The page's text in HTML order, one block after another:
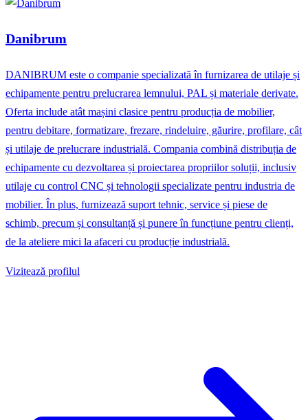
Danibrum
DANIBRUM este o companie specializată în furnizarea de utilaje și
echipamente pentru prelucrarea lemnului, PAL și materiale derivate.
Oferta include atât mașini clasice pentru producția de mobilier,
pentru debitare, formatizare, frezare, rindeluire, găurire, profilare, cât
și utilaje de prelucrare industrială. Compania combină distribuția de
echipamente cu dezvoltarea și proiectarea propriilor soluții, inclusiv
utilaje cu control CNC și tehnologii specializate pentru industria de
mobilier. În plus, furnizează suport tehnic, service și piese de
schimb, precum și consultanță și punere în funcțiune pentru clienți,
de la ateliere mici la afaceri cu producție industrială.
Vizitează profilul